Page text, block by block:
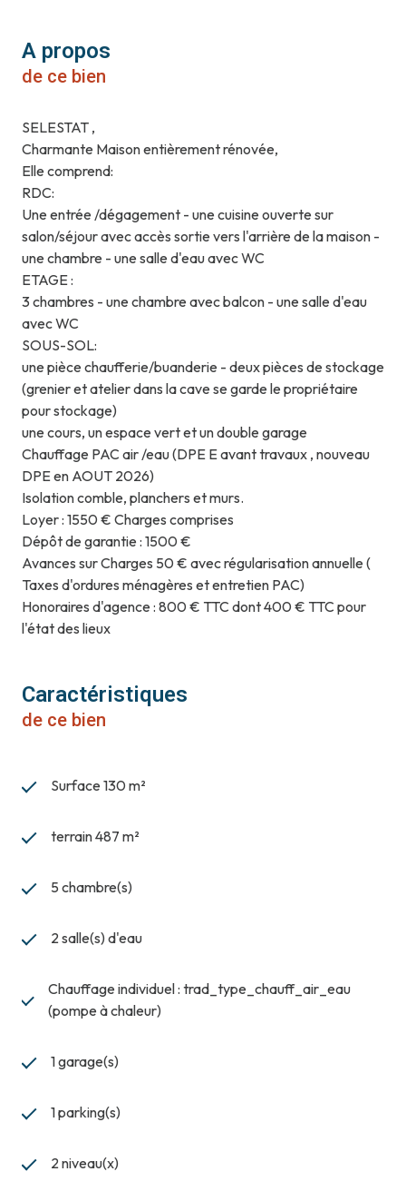
A propos
de ce bien
SELESTAT ,
Charmante Maison entièrement rénovée,
Elle comprend:
RDC:
Une entrée /dégagement - une cuisine ouverte sur
salon/séjour avec accès sortie vers l'arrière de la maison -
une chambre - une salle d'eau avec WC
ETAGE :
3 chambres - une chambre avec balcon - une salle d'eau
avec WC
SOUS-SOL:
une pièce chaufferie/buanderie - deux pièces de stockage
(grenier et atelier dans la cave se garde le propriétaire
pour stockage)
une cours, un espace vert et un double garage
Chauffage PAC air /eau (DPE E avant travaux , nouveau
DPE en AOUT 2026)
Isolation comble, planchers et murs.
Loyer : 1550 € Charges comprises
Dépôt de garantie : 1500 €
Avances sur Charges 50 € avec régularisation annuelle (
Taxes d'ordures ménagères et entretien PAC)
Honoraires d'agence : 800 € TTC dont 400 € TTC pour
l'état des lieux
Caractéristiques
de ce bien
Surface 130 m²
terrain 487 m²
5 chambre(s)
2 salle(s) d'eau
Chauffage individuel : trad_type_chauff_air_eau
(pompe à chaleur)
1 garage(s)
1 parking(s)
2 niveau(x)